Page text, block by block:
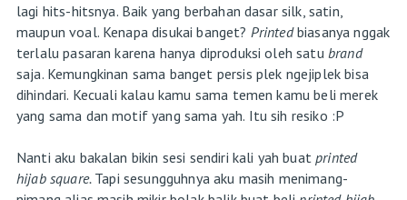
lagi hits-hitsnya. Baik yang berbahan dasar silk, satin,
maupun voal. Kenapa disukai banget? Printedbiasanya nggak
terlalu pasaran karena hanya diproduksi oleh satu brand
saja. Kemungkinan sama banget persis plek ngejiplek bisa
dihindari. Kecuali kalau kamu sama temen kamu beli merek
yang sama dan motif yang sama yah. Itu sih resiko :P
Nanti aku bakalan bikin sesi sendiri kali yah buat printed
hijab square. Tapi sesungguhnya aku masih menimang-